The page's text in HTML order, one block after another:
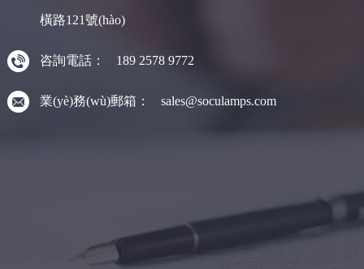
橫路121號(hào)
咨詢電話： 189 2578 9772
業(yè)務(wù)郵箱： sales@soculamps.com